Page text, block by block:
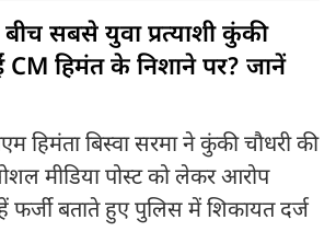
सबसे युवा प्रत्याशी कुंकी
CM हिमंत के निशाने पर? जानें
हिमंता बिस्वा सरमा ने कुंकी चौधरी की
मीडिया पोस्ट को लेकर आरोप
फर्जी बताते हुए पुलिस में शिकायत दर्ज